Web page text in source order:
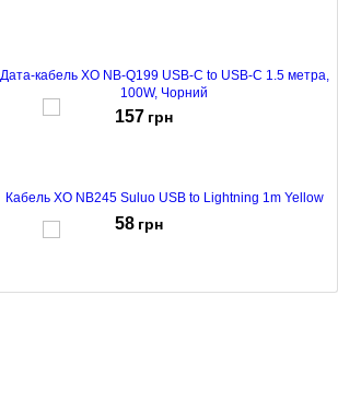
Дата-кабель XO NB-Q199 USB-C to USB-C 1.5 метра,
100W, Чорний
157 грн
Кабель XO NB245 Suluo USB to Lightning 1m Yellow
58 грн